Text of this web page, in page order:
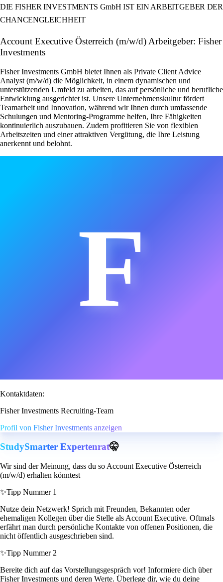
DIE FISHER INVESTMENTS GmbH IST EIN ARBEITGEBER DER
CHANCENGLEICHHEIT
Account Executive Österreich (m/w/d) Arbeitgeber: Fisher
Investments
Fisher Investments GmbH bietet Ihnen als Private Client Advice
Analyst (m/w/d) die Möglichkeit, in einem dynamischen und
unterstützenden Umfeld zu arbeiten, das auf persönliche und berufliche
Entwicklung ausgerichtet ist. Unsere Unternehmenskultur fördert
Teamarbeit und Innovation, während wir Ihnen durch umfassende
Schulungen und Mentoring-Programme helfen, Ihre Fähigkeiten
kontinuierlich auszubauen. Zudem profitieren Sie von flexiblen
Arbeitszeiten und einer attraktiven Vergütung, die Ihre Leistung
anerkennt und belohnt.
F
Kontaktdaten:
Fisher Investments Recruiting-Team
Profil von Fisher Investments anzeigen
StudySmarter Expertenrat🤫
Wir sind der Meinung, dass du so Account Executive Österreich
(m/w/d) erhalten könntest
✨Tipp Nummer 1
Nutze dein Netzwerk! Sprich mit Freunden, Bekannten oder
ehemaligen Kollegen über die Stelle als Account Executive. Oftmals
erfährt man durch persönliche Kontakte von offenen Positionen, die
nicht öffentlich ausgeschrieben sind.
✨Tipp Nummer 2
Bereite dich auf das Vorstellungsgespräch vor! Informiere dich über
Fisher Investments und deren Werte. Überlege dir, wie du deine